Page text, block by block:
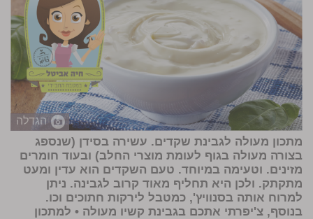
הגדלה
מתכון מעולה לגבינת שקדים. עשירה בסידן (שנספג
בצורה מעולה בגוף לעומת מוצרי החלב) ובעוד חומרים
מזינים. וטעימה במיוחד. טעם השקדים הוא עדין ומעט
מתקתק. ולכן היא תחליף מאוד קרוב לגבינה. ניתן
למרוח אותה בסנוויץ', כמטבל לירקות חתוכים וכו.
בנוסף, צ'יפרתי אתכם בגבינת קשיו מעולה • למתכון